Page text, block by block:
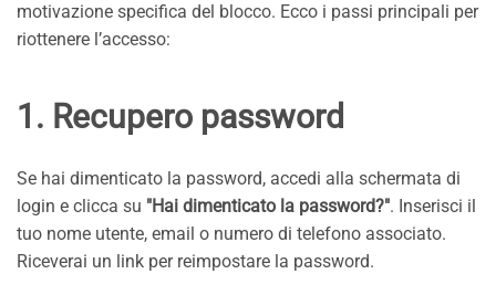
motivazione specifica del blocco. Ecco i passi principali per
riottenere l’accesso:
1. Recupero password
Se hai dimenticato la password, accedi alla schermata di
login e clicca su "Hai dimenticato la password?". Inserisci il
tuo nome utente, email o numero di telefono associato.
Riceverai un link per reimpostare la password.